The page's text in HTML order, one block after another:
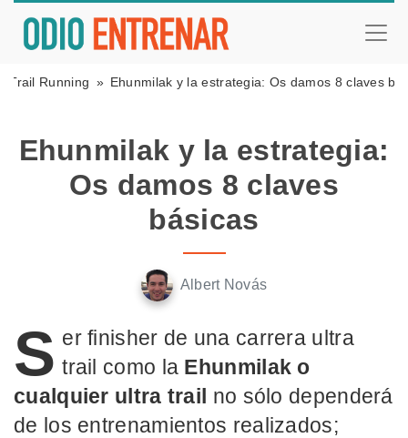
Trail Running Ehunmilak y la estrategia: Os damos 8 claves
Ehunmilak y la estrategia:
Os damos 8 claves
básicas
Albert Novás
S er finisher de una carrera ultra
trail como la Ehunmilak o
cualquier ultra trail no sólo dependerá
de los entrenamientos realizados;